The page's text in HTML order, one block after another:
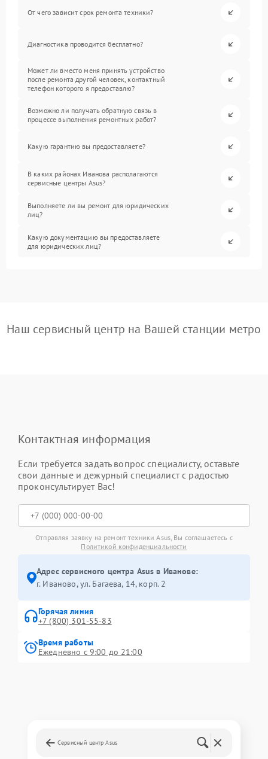
От чего зависит срок ремонта техники?
Диагностика проводится бесплатно?
Может ли вместо меня принять устройство
после ремонта другой человек, контактный
телефон которого я предоставлю?
Возможно ли получать обратную связь в
процессе выполнения ремонтных работ?
Какую гарантию вы предоставляете?
В каких районах Иванова располагаются
сервисные центры Asus?
Выполняете ли вы ремонт для юридических
лиц?
Какую документацию вы предоставляете
для юридических лиц?
Наш сервисный центр на Вашей станции метро
Контактная информация
Если требуется задать вопрос специалисту, оставьте
свои данные и дежурный специалист с радостью
проконсультирует Вас!
Отправляя заявку на ремонт техники Asus, Вы соглашаетесь с
Политикой конфиденциальности
Адрес сервисного центра Asus в Иванове:
г. Иваново, ул. Багаева, 14, корп. 2
Горячая линия
+7 (800) 301-55-83
Время работы
Ежедневно с 9:00 до 21:00
Сервисный центр Asus